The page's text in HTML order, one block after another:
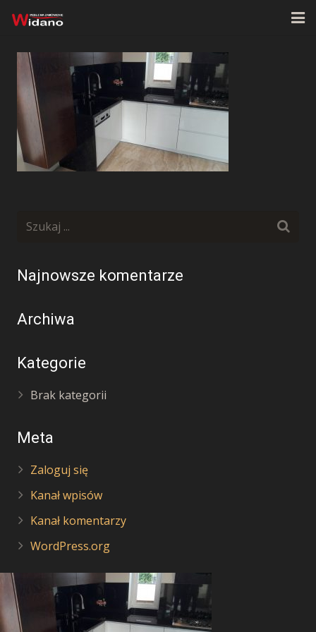
Strona główna
O firmie
Oferta
Realizacje
Najnowsze komentarze
Archiwa
Kategorie
Brak kategorii
Meta
Zaloguj się
Kanał wpisów
Kanał komentarzy
WordPress.org